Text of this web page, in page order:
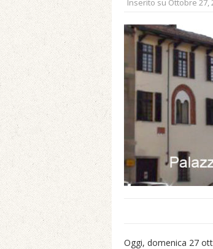
Inserito su Ottobre 27,
Oggi, domenica 27